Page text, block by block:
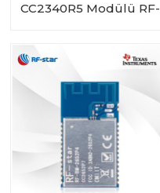
CC2340R5 Modülü RF-